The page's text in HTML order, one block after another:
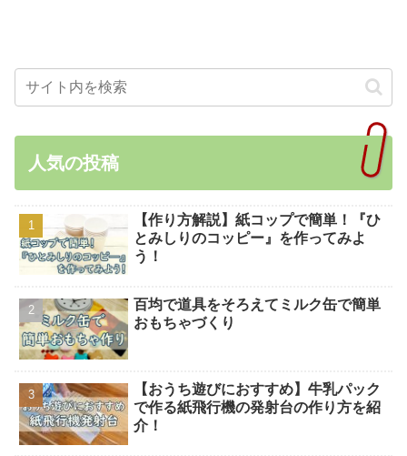
人気の投稿
【作り方解説】紙コップで簡単！『ひ
とみしりのコッピー』を作ってみよ
う！
百均で道具をそろえてミルク缶で簡単
おもちゃづくり
【おうち遊びにおすすめ】牛乳パック
で作る紙飛行機の発射台の作り方を紹
介！